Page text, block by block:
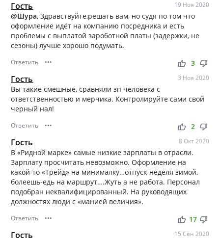
Гость 19 Ноя 2020
@Шура, Здравствуйте,решать вам, но судя по том что
оформление идёт на компанию посредника и есть
проблемы с выплатой зароботной платы (задержки, не
сезоны) лучше хорошо подумать.
Ответить ••• thumb_up thumb_down
3
Гость 3 Ноя 2020
Вы такие смешные, сравняли зп человека с
ответственностью и мерчика. Контролируйте сами свой
черный нал!
Ответить ••• thumb_up thumb_down
2
Гость 8 Окт 2020
В «Ридной марке» самые низкие зарплаты в отрасли.
Зарплату просчитать невозможно. Оформление на
какой-то «Трейд» на минималку…отпуск-неделя зимой,
болеешь-едь на маршрут….Жуть а не работа. Персонал
подобран неквалифицированный. На руководящих
должностях люди с «манией величия».
Ответить ••• thumb_up thumb_down
17
Гость 15 Сен 2020